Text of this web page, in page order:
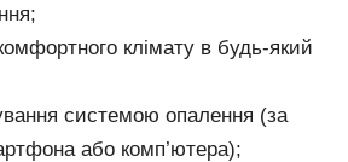
клімату в будь-який
системою опалення (за
або комп’ютера);